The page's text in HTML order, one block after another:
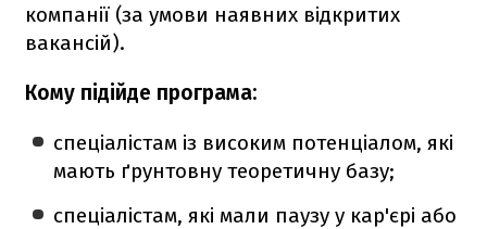
компанії (за умови наявних відкритих
вакансій).
Кому підійде програма:
спеціалістам із високим потенціалом, які
мають ґрунтовну теоретичну базу;
спеціалістам, які мали паузу у кар'єрі або